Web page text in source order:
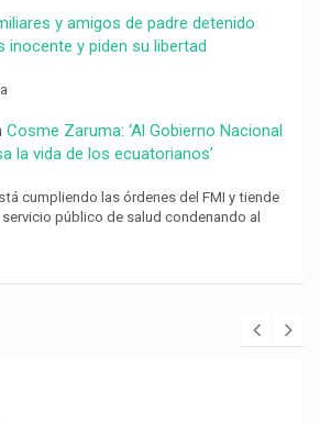
y amigos de padre detenido
inocente y piden su libertad
Cosme Zaruma: ‘Al Gobierno Nacional
la vida de los ecuatorianos’
cumpliendo las órdenes del FMI y tiende
público de salud condenando al